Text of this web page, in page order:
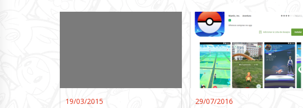
19/03/2015
29/07/2016